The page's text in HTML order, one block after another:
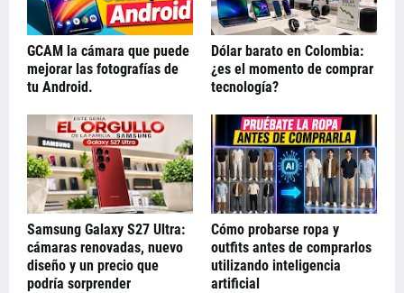
GCAM la cámara que puede
mejorar las fotografías de
tu Android.
Dólar barato en Colombia:
¿es el momento de comprar
tecnología?
Samsung Galaxy S27 Ultra:
cámaras renovadas, nuevo
diseño y un precio que
podría sorprender
Cómo probarse ropa y
outfits antes de comprarlos
utilizando inteligencia
artificial